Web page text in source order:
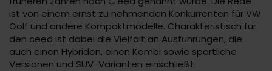
ist von einem ernst zu nehmenden Konkurrenten für VW
Golf und andere Kompaktmodelle. Charakteristisch für
den ceed ist dabei die Vielfalt an Ausführungen, die
auch einen Hybriden, einen Kombi sowie sportliche
Versionen und SUV-Varianten einschließt.